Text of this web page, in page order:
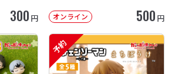
300 円 オンライン 500 円
予約